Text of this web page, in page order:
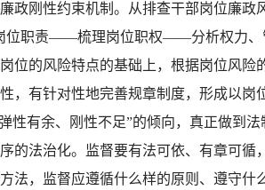
政刚性约束机制。从排查干部岗位廉政
位职责——梳理岗位职权——分析权力、
位的风险特点的基础上，根据岗位风
，有针对性地完善规章制度，形成以
性有余、刚性不足”的倾向，真正做到
的法治化。监督要有法可依、有章可
法，监督应遵循什么样的原则、遵守